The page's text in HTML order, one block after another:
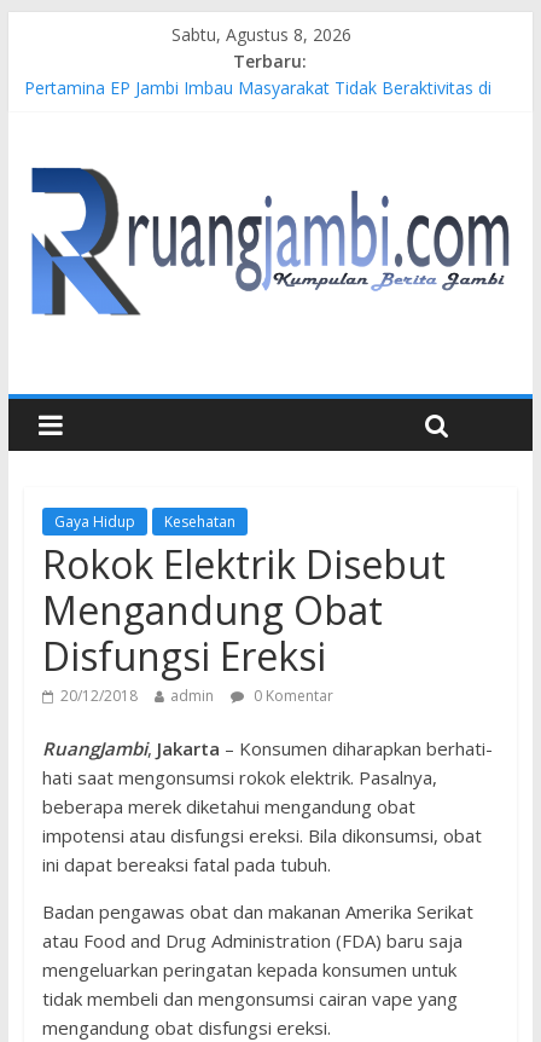
Sabtu, Agustus 8, 2026
Terbaru:
Pertamina EP Jambi Imbau Masyarakat Tidak Beraktivitas di
Didampingi Pengacara Chris Januardi
Hj. Hesti Haris Dorong Lahirnya Wirausaha Muda Melalui
Pelatihan Batik Kontemporer PKW
Siap Dukung Kegiatan Hulu Migas, Kapolda Jambi Kunjungi
FSO 115
Gubernur Al Haris Buka Turnamen Tenis Antar Alumni
Gaya Hidup Kesehatan
Rokok Elektrik Disebut
Mengandung Obat
Disfungsi Ereksi
20/12/2018 admin 0 Komentar
RuangJambi, Jakarta – Konsumen diharapkan berhati-
hati saat mengonsumsi rokok elektrik. Pasalnya,
beberapa merek diketahui mengandung obat
impotensi atau disfungsi ereksi. Bila dikonsumsi, obat
ini dapat bereaksi fatal pada tubuh.
Badan pengawas obat dan makanan Amerika Serikat
atau Food and Drug Administration (FDA) baru saja
mengeluarkan peringatan kepada konsumen untuk
tidak membeli dan mengonsumsi cairan vape yang
mengandung obat disfungsi ereksi.